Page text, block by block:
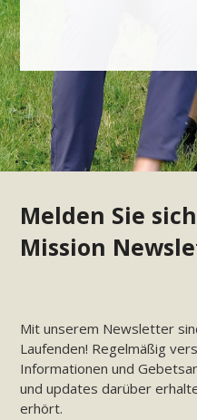
Melden Sie
Mission
Mit unserem Newsletter
Laufenden! Regelmäßig
Informationen und
und updates darüber
erhört.